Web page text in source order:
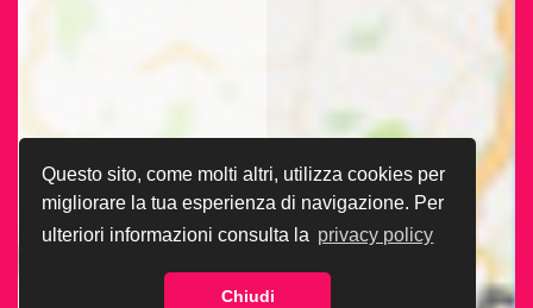
Questo sito, come molti altri, utilizza cookies per
migliorare la tua esperienza di navigazione. Per
ulteriori informazioni consulta la privacy policy
Chiudi